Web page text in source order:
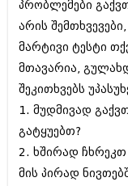
კულინარია
ავტორჩევები
ბელადები
ბიზნესსიახლეები
გვარები
თემიდას სასწორი
გვარები
თემიდას
იუმორი
კალეიდოსკოპი
ჰოროსკოპი და
პრობლემები
არის
მარტივი ტესტი
მთავარია,
შეკითხვებს
1. მუდმივად
გატყუებთ?
2. ხშირად ჩხრეკთ
მის პირად